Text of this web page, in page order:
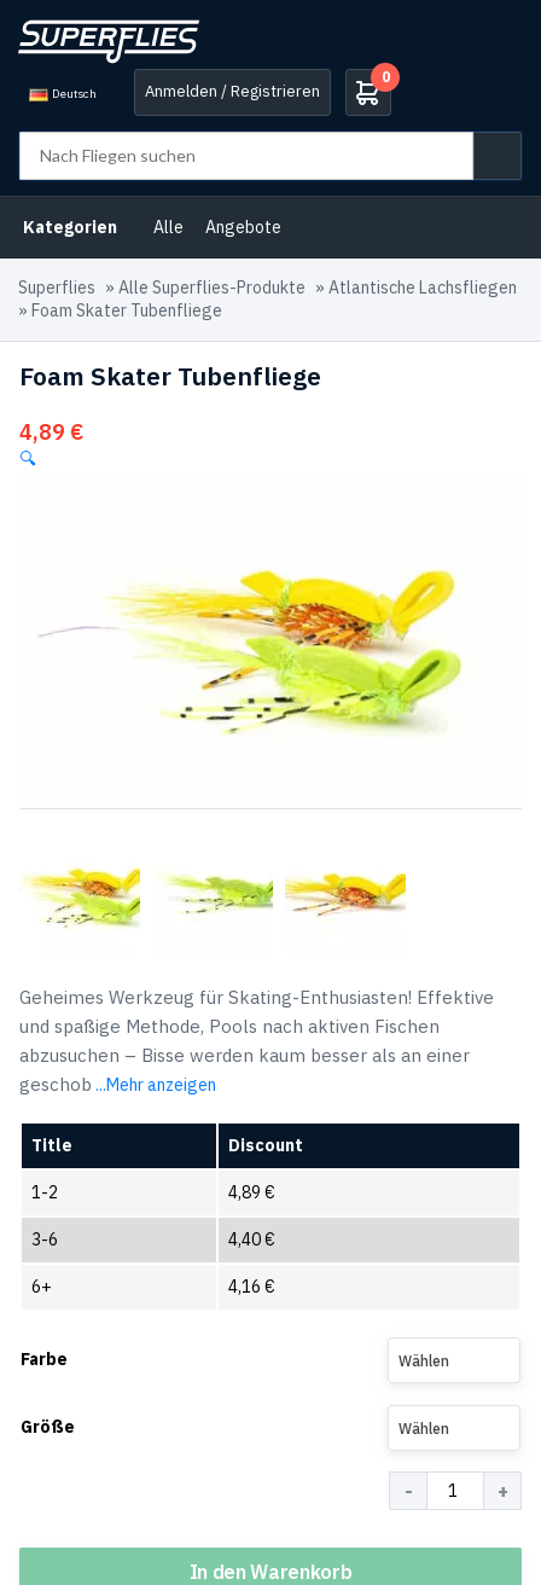
Deutsch Anmelden / Registrieren
0
Kategorien Alle Angebote
Superflies » Alle Superflies-Produkte » Atlantische Lachsfliegen
» Foam Skater Tubenfliege
Foam Skater Tubenfliege
4,89 €
🔍
Geheimes Werkzeug für Skating-Enthusiasten! Effektive
und spaßige Methode, Pools nach aktiven Fischen
abzusuchen – Bisse werden kaum besser als an einer
geschob ...Mehr anzeigen
Title Discount
1-2 4,89 €
3-6 4,40€
6+ 4,16 €
Farbe Wählen
Größe Wählen
In den Warenkorb